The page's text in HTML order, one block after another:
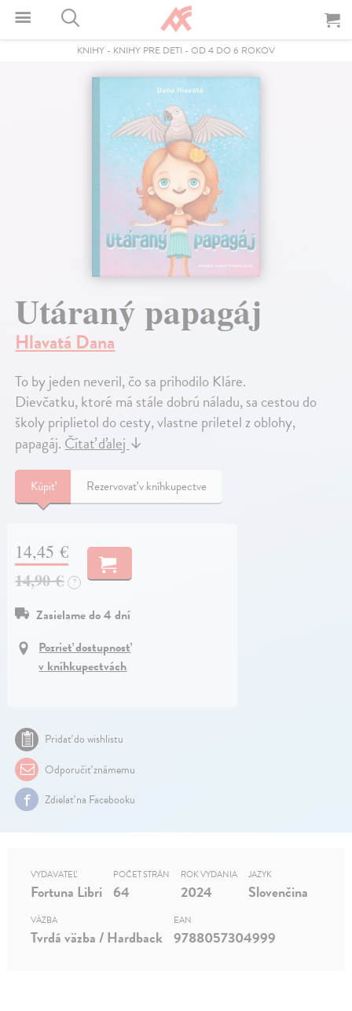
KNIHY - KNIHY PRE DETI - OD 4 DO 6 ROKOV
Utáraný papagáj
Hlavatá Dana
To by jeden neveril, čo sa prihodilo Kláre.
Dievčatku, ktoré má stále dobrú náladu, sa cestou do
školy priplietol do cesty, vlastne priletel z oblohy,
papagáj.Čítať ďalej↓
Kúpiť Rezervovať v kníhkupectve
14,45 €
14,90 €
?
Zasielame do 4 dní
Pozrieť dostupnosť
v kníhkupectvách
Pridať do wishlistu
Odporučiť známemu
Zdielať na Facebooku
VYDAVATEĽ
Fortuna Libri
POČET STRÁN
64
ROK VYDANIA
2024
JAZYK
Slovenčina
VÄZBA
Tvrdá väzba / Hardback
EAN
9788057304999